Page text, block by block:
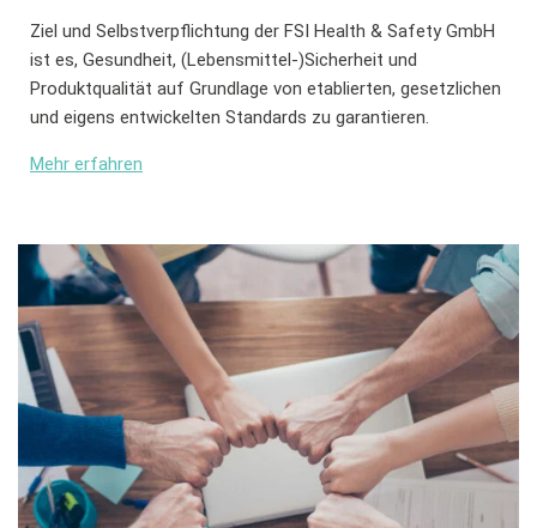
Ziel und Selbstverpflichtung der FSI Health & Safety GmbH
ist es, Gesundheit, (Lebensmittel-)Sicherheit und
Produktqualität auf Grundlage von etablierten, gesetzlichen
und eigens entwickelten Standards zu garantieren.
Mehr erfahren